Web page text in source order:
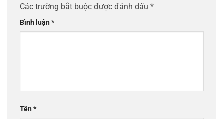
Các trường bắt buộc được đánh dấu *
Bình luận*
Tên*